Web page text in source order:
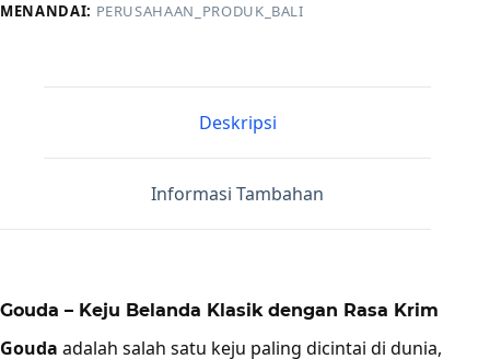
MENANDAI: PERUSAHAAN_PRODUK_BALI
Deskripsi
Informasi Tambahan
Gouda – Keju Belanda Klasik dengan Rasa Krim
Gouda adalah salah satu keju paling dicintai di dunia,